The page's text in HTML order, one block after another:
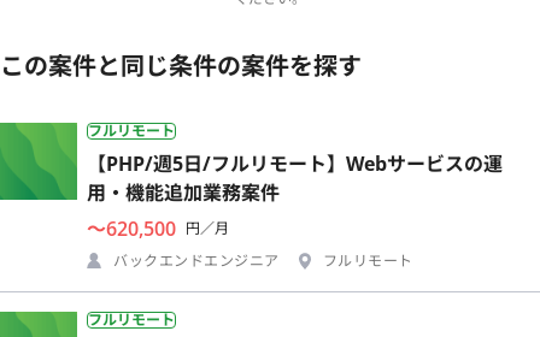
この案件と同じ条件の案件を探す
フルリモート
【PHP/週5日/フルリモート】Webサービスの運
用・機能追加業務案件
〜620,500 円／月
バックエンドエンジニア
フルリモート
フルリモート